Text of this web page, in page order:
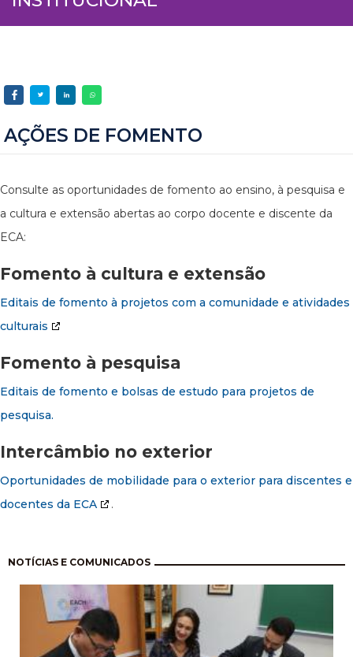
AÇÕES DE FOMENTO
Consulte as oportunidades de fomento ao ensino, à pesquisa e
a cultura e extensão abertas ao corpo docente e discente da
ECA:
Fomento à cultura e extensão
Editais de fomento à projetos com a comunidade e atividades
culturais
Fomento à pesquisa
Editais de fomento e bolsas de estudo para projetos de
pesquisa.
Intercâmbio no exterior
Oportunidades de mobilidade para o exterior para discentes e
docentes da ECA
.
NOTÍCIAS E COMUNICADOS
Paginación